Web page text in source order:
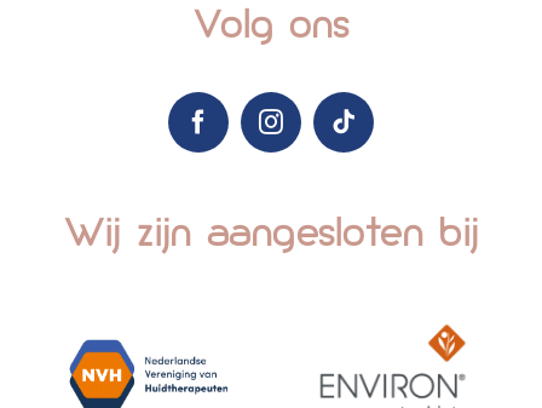
Volg ons
Wij zijn aangesloten bij